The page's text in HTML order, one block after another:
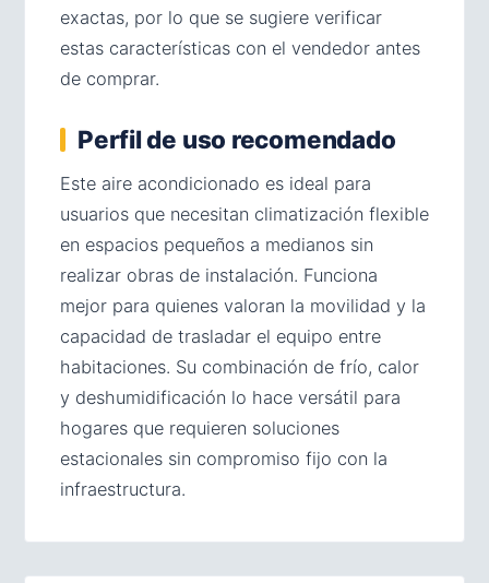
exactas, por lo que se sugiere verificar
estas características con el vendedor antes
de comprar.
Perfil de uso recomendado
Este aire acondicionado es ideal para
usuarios que necesitan climatización flexible
en espacios pequeños a medianos sin
realizar obras de instalación. Funciona
mejor para quienes valoran la movilidad y la
capacidad de trasladar el equipo entre
habitaciones. Su combinación de frío, calor
y deshumidificación lo hace versátil para
hogares que requieren soluciones
estacionales sin compromiso fijo con la
infraestructura.